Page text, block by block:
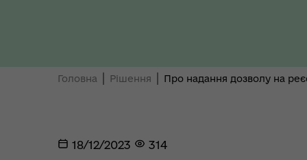
Ти
Головна Рішення Про надання дозволу на
18/12/2023 314